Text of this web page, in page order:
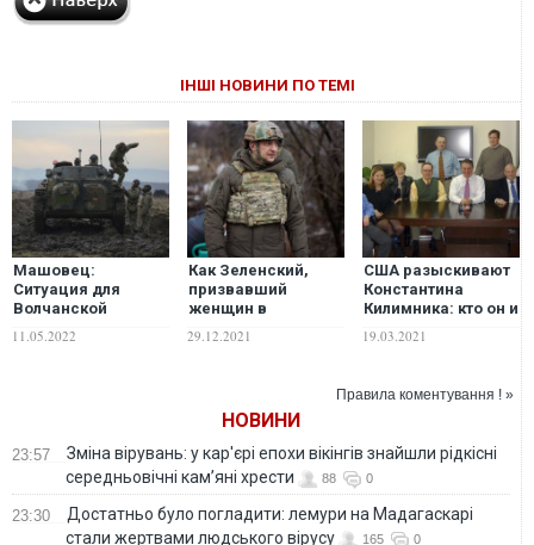
ІНШІ НОВИНИ ПО ТЕМІ
Машовец:
Ситуация для
Волчанской
противника может
11.05.2022
Как Зеленский,
призвавший
женщин в
"косил" от армии
29.12.2021
США разыскивают
Константина
Килимника: кто он и
19.03.2021
Правила коментування ! »
НОВИНИ
23:57
Зміна вірувань: у кар'єрі епохи вікінгів знайшли рідкісні
середньовічні кам’яні хрести
88 0
23:30
Достатньо було погладити: лемури на Мадагаскарі
стали жертвами людського вірусу
165 0